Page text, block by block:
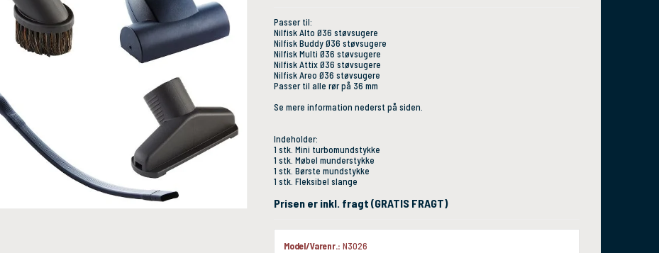
Passer til:
Nilfisk Alto Ø36 støvsugere
Nilfisk Buddy Ø36 støvsugere
Nilfisk Multi Ø36 støvsugere
Nilfisk Attix Ø36 støvsugere
Nilfisk Areo Ø36 støvsugere
Passer til alle rør på 36 mm
Se mere information nederst på siden.
Indeholder:
1 stk. Mini turbomundstykke
1 stk. Møbel munderstykke
1 stk. Børste mundstykke
1 stk. Fleksibel slange
Prisen er inkl. fragt (GRATIS FRAGT)
Model/Varenr.: N3026